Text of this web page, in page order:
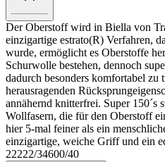
Der Oberstoff wird in Biella von
einzigartige estrato(R) Verfahren,
wurde, ermöglicht es Oberstoffe
Schurwolle bestehen, dennoch
dadurch besonders komfortabel zu
herausragenden
annähernd knitterfrei. Super 150´s
Wollfasern, die für den Oberstoff
hier 5-mal feiner als ein
einzigartige, weiche Griff und ein
22222/34600/40